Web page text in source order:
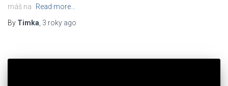
máš na
Read more…
By Timka 3 roky ago